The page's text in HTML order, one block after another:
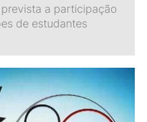
a participação
de estudantes